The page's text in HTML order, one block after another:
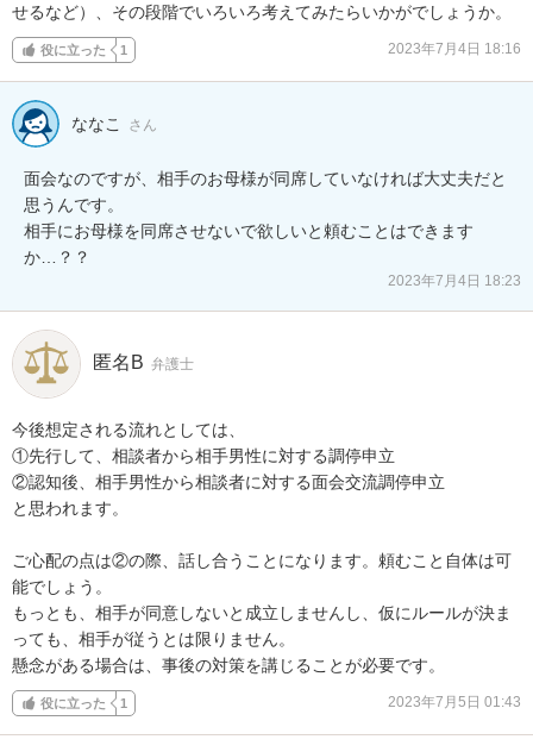
せるなど）、その段階でいろいろ考えてみたらいかがでしょうか。
役に立った 1 2023年7月4日 18:16
ななこ さん
面会なのですが、相手のお母様が同席していなければ大丈夫だと
思うんです。
相手にお母様を同席させないで欲しいと頼むことはできます
か…？？
2023年7月4日 18:23
匿名B 弁護士
今後想定される流れとしては、
①先行して、相談者から相手男性に対する調停申立
②認知後、相手男性から相談者に対する面会交流調停申立
と思われます。
ご心配の点は②の際、話し合うことになります。頼むこと自体は可
能でしょう。
もっとも、相手が同意しないと成立しませんし、仮にルールが決ま
っても、相手が従うとは限りません。
懸念がある場合は、事後の対策を講じることが必要です。
役に立った 1 2023年7月5日 01:43